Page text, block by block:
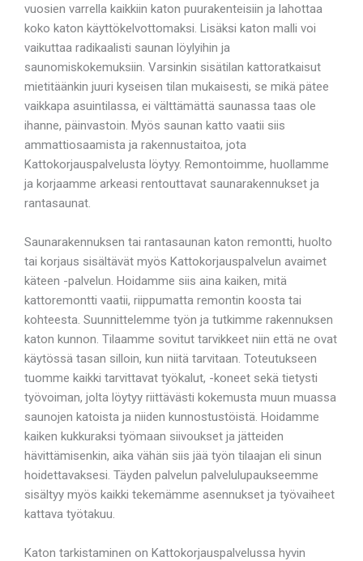
vuosien varrella kaikkiin katon puurakenteisiin ja lahottaa
koko katon käyttökelvottomaksi. Lisäksi katon malli voi
vaikuttaa radikaalisti saunan löylyihin ja
saunomiskokemuksiin. Varsinkin sisätilan kattoratkaisut
mietitäänkin juuri kyseisen tilan mukaisesti, se mikä pätee
vaikkapa asuintilassa, ei välttämättä saunassa taas ole
ihanne, päinvastoin. Myös saunan katto vaatii siis
ammattiosaamista ja rakennustaitoa, jota
Kattokorjauspalvelusta löytyy. Remontoimme, huollamme
ja korjaamme arkeasi rentouttavat saunarakennukset ja
rantasaunat.
Saunarakennuksen tai rantasaunan katon remontti, huolto
tai korjaus sisältävät myös Kattokorjauspalvelun avaimet
käteen -palvelun. Hoidamme siis aina kaiken, mitä
kattoremontti vaatii, riippumatta remontin koosta tai
kohteesta. Suunnittelemme työn ja tutkimme rakennuksen
katon kunnon. Tilaamme sovitut tarvikkeet niin että ne ovat
käytössä tasan silloin, kun niitä tarvitaan. Toteutukseen
tuomme kaikki tarvittavat työkalut, -koneet sekä tietysti
työvoiman, jolta löytyy riittävästi kokemusta muun muassa
saunojen katoista ja niiden kunnostustöistä. Hoidamme
kaiken kukkuraksi työmaan siivoukset ja jätteiden
hävittämisenkin, aika vähän siis jää työn tilaajan eli sinun
hoidettavaksesi. Täyden palvelun palvelulupaukseemme
sisältyy myös kaikki tekemämme asennukset ja työvaiheet
kattava työtakuu.
Katon tarkistaminen on Kattokorjauspalvelussa hyvin